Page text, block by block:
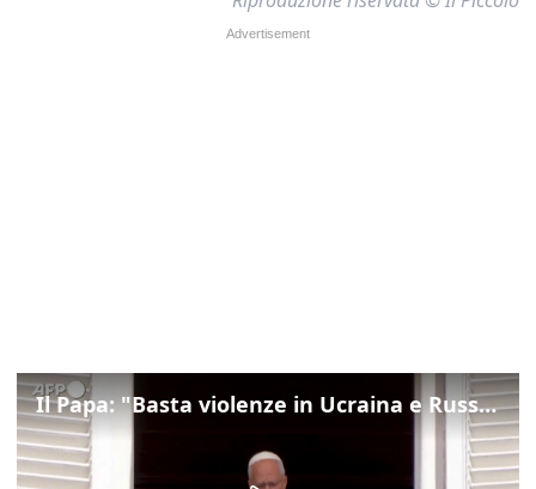
Il Papa: "Basta violenze in Ucraina e Russia, spazio a diplomazia"